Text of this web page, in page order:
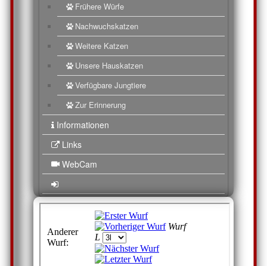
Frühere Würfe
Nachwuchskatzen
Weitere Katzen
Unsere Hauskatzen
Verfügbare Jungtiere
Zur Erinnerung
Informationen
Links
WebCam